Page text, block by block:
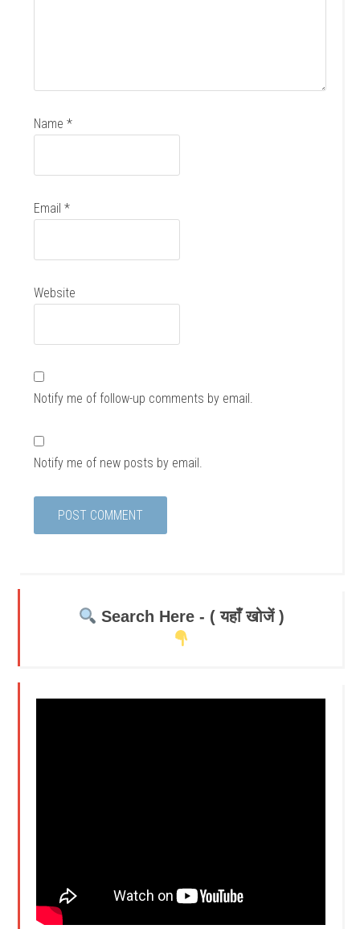
Name*
Email*
Website
Notify me of follow-up comments by email.
Notify me of new posts by email.
Search Here - ( यहाँ खोजें )